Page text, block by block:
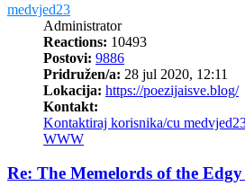
medvjed23
Administrator
Reactions: 10493
Postovi: 9886
Pridružen/a: 28 jul 2020, 12:11
Lokacija: https://poezijaisve.blog/
Kontakt:
Kontaktiraj korisnika/cu
WWW
Re: The Memelords of the